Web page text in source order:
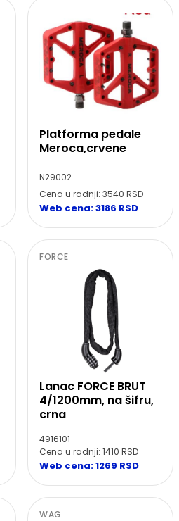
Platforma pedale
Meroca,crvene
N29002
Cena u radnji: 3540 RSD
Web cena: 3186 RSD
FORCE
Lanac FORCE BRUT
4/1200mm, na šifru,
crna
4916101
Cena u radnji: 1410 RSD
Web cena: 1269 RSD
WAG